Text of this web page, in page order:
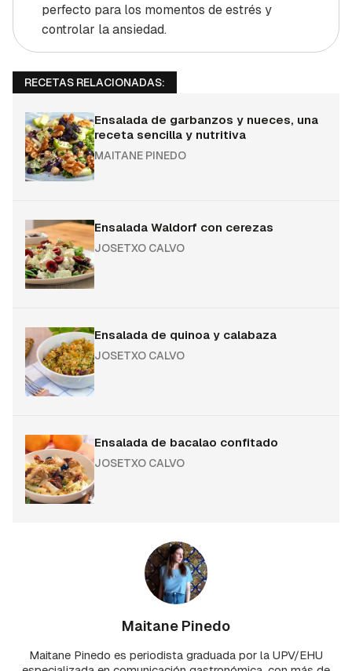
perfecto para los momentos de estrés y
controlar la ansiedad.
RECETAS RELACIONADAS:
Ensalada de garbanzos y nueces, una
receta sencilla y nutritiva
MAITANE PINEDO
Ensalada Waldorf con cerezas
JOSETXO CALVO
Ensalada de quinoa y calabaza
JOSETXO CALVO
Ensalada de bacalao confitado
JOSETXO CALVO
Maitane Pinedo
Maitane Pinedo es periodista graduada por la UPV/EHU